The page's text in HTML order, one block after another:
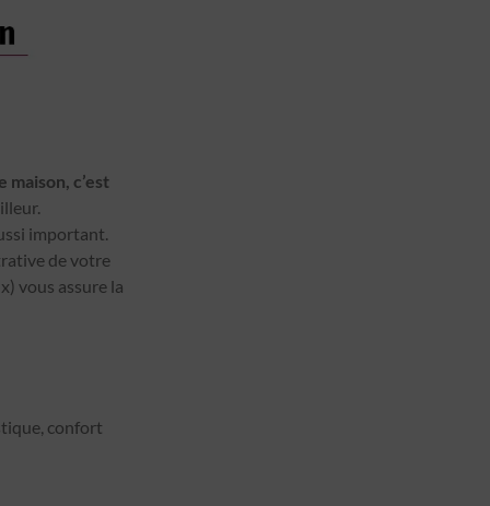
c’est
important.
de votre
vous assure la
confort